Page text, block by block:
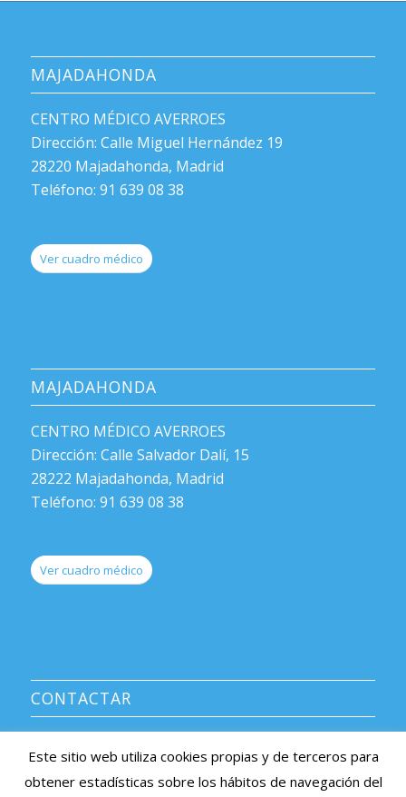
MAJADAHONDA
CENTRO MÉDICO AVERROES
Dirección: Calle Miguel Hernández 19
28220 Majadahonda, Madrid
Teléfono: 91 639 08 38
Ver cuadro médico
MAJADAHONDA
CENTRO MÉDICO AVERROES
Dirección: Calle Salvador Dalí, 15
28222 Majadahonda, Madrid
Teléfono: 91 639 08 38
Ver cuadro médico
CONTACTAR
Información y citas: 91 639 08 38
e-mail: averroes@centromedicoaverroes.com
Este sitio web utiliza cookies propias y de terceros para
obtener estadísticas sobre los hábitos de navegación del